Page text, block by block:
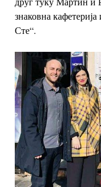
знаковна
Сте“.